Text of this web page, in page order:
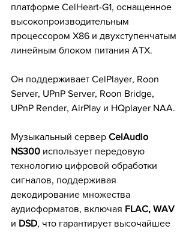
платформе CelHeart-G1, оснащенное
высокопроизводительным
процессором X86 и двухступенчатым
линейным блоком питания ATX.
Он поддерживает CelPlayer, Roon
Server, UPnP Server, Roon Bridge,
UPnP Render, AirPlay и HQplayer NAA.
Музыкальный сервер CelAudio
NS300 использует передовую
технологию цифровой обработки
сигналов, поддерживая
декодирование множества
аудиоформатов, включая FLAC, WAV
и DSD, что гарантирует высочайшее